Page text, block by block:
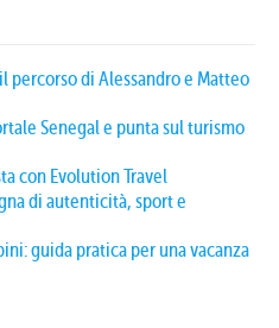
percorso di Alessandro e Matteo
Senegal e punta sul turismo
con Evolution Travel
di autenticità, sport e
guida pratica per una vacanza